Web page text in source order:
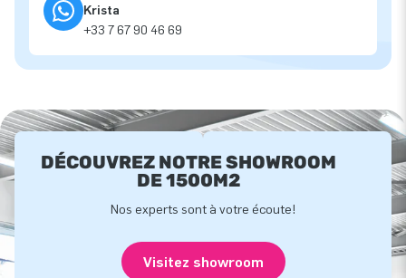
Krista
+33 7 67 90 46 69
DÉCOUVREZ NOTRE SHOWROOM
DE 1500M2
Nos experts sont à votre écoute!
Visitez showroom